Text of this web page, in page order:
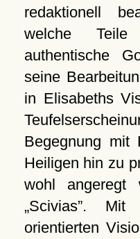
redaktionell
welche
authentische
seine
in Elisabeths
Begegnung mit
Heiligen hin zu
wohl angeregt
Scivias . Mit
orientierten